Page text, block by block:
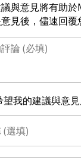
與意見將有助
見後，儘速回覆
望我的建議與意見